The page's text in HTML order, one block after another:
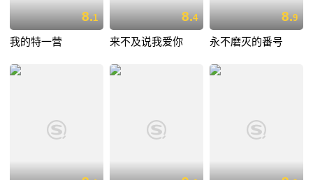
8.1
我的特一营
8.4
来不及说我爱你
8.9
永不磨灭的番号